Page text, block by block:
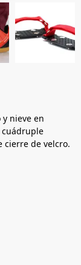
nieve en
cuádruple
cierre de velcro.